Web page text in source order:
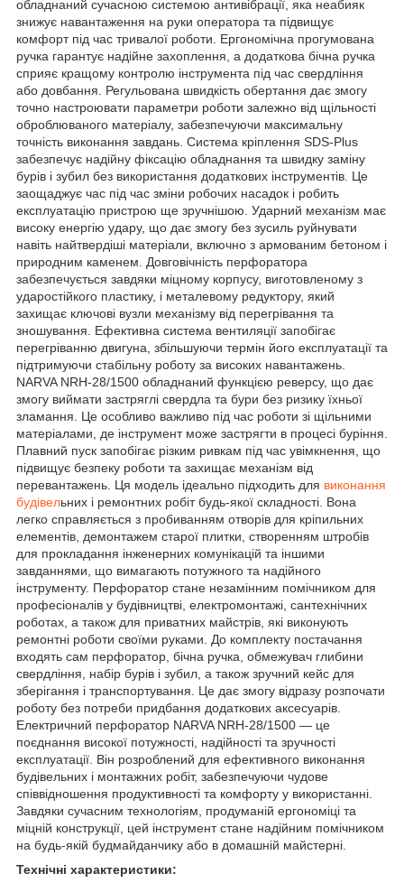
обладнаний сучасною системою антивібрації, яка неабияк
знижує навантаження на руки оператора та підвищує
комфорт під час тривалої роботи. Ергономічна прогумована
ручка гарантує надійне захоплення, а додаткова бічна ручка
сприяє кращому контролю інструмента під час свердління
або довбання. Регульована швидкість обертання дає змогу
точно настроювати параметри роботи залежно від щільності
оброблюваного матеріалу, забезпечуючи максимальну
точність виконання завдань. Система кріплення SDS-Plus
забезпечує надійну фіксацію обладнання та швидку заміну
бурів і зубил без використання додаткових інструментів. Це
заощаджує час під час зміни робочих насадок і робить
експлуатацію пристрою ще зручнішою. Ударний механізм має
високу енергію удару, що дає змогу без зусиль руйнувати
навіть найтвердіші матеріали, включно з армованим бетоном і
природним каменем. Довговічність перфоратора
забезпечується завдяки міцному корпусу, виготовленому з
ударостійкого пластику, і металевому редуктору, який
захищає ключові вузли механізму від перегрівання та
зношування. Ефективна система вентиляції запобігає
перегріванню двигуна, збільшуючи термін його експлуатації та
підтримуючи стабільну роботу за високих навантажень.
NARVA NRH-28/1500 обладнаний функцією реверсу, що дає
змогу виймати застряглі свердла та бури без ризику їхньої
зламання. Це особливо важливо під час роботи зі щільними
матеріалами, де інструмент може застрягти в процесі буріння.
Плавний пуск запобігає різким ривкам під час увімкнення, що
підвищує безпеку роботи та захищає механізм від
перевантажень. Ця модель ідеально підходить для виконання
будівельних і ремонтних робіт будь-якої складності. Вона
легко справляється з пробиванням отворів для кріпильних
елементів, демонтажем старої плитки, створенням штробів
для прокладання інженерних комунікацій та іншими
завданнями, що вимагають потужного та надійного
інструменту. Перфоратор стане незамінним помічником для
професіоналів у будівництві, електромонтажі, сантехнічних
роботах, а також для приватних майстрів, які виконують
ремонтні роботи своїми руками. До комплекту постачання
входять сам перфоратор, бічна ручка, обмежувач глибини
свердління, набір бурів і зубил, а також зручний кейс для
зберігання і транспортування. Це дає змогу відразу розпочати
роботу без потреби придбання додаткових аксесуарів.
Електричний перфоратор NARVA NRH-28/1500 — це
поєднання високої потужності, надійності та зручності
експлуатації. Він розроблений для ефективного виконання
будівельних і монтажних робіт, забезпечуючи чудове
співвідношення продуктивності та комфорту у використанні.
Завдяки сучасним технологіям, продуманій ергономіці та
міцній конструкції, цей інструмент стане надійним помічником
на будь-якій будмайданчику або в домашній майстерні.
Технічні характеристики: